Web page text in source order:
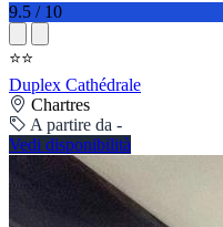
9.5 / 10
⭐⭐
Duplex Cathédrale
Chartres
A partire da -
Vedi disponibilità